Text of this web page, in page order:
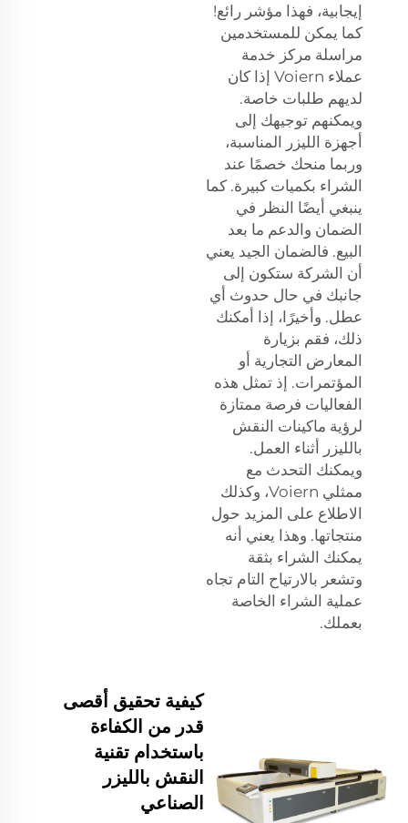
إيجابية، فهذا مؤشر رائع!
كما يمكن للمستخدمين
مراسلة مركز خدمة
عملاء Voiern إذا كان
لديهم طلبات خاصة.
ويمكنهم توجيهك إلى
أجهزة الليزر المناسبة،
وربما منحك خصمًا عند
الشراء بكميات كبيرة. كما
ينبغي أيضًا النظر في
الضمان والدعم ما بعد
البيع. فالضمان الجيد يعني
أن الشركة ستكون إلى
جانبك في حال حدوث أي
عطل. وأخيرًا، إذا أمكنك
ذلك، فقم بزيارة
المعارض التجارية أو
المؤتمرات. إذ تمثل هذه
الفعاليات فرصة ممتازة
لرؤية ماكينات النقش
بالليزر أثناء العمل.
ويمكنك التحدث مع
ممثلي Voiern، وكذلك
الاطلاع على المزيد حول
منتجاتها. وهذا يعني أنه
يمكنك الشراء بثقة
وتشعر بالارتياح التام تجاه
عملية الشراء الخاصة
بعملك.
كيفية تحقيق أقصى
قدر من الكفاءة
باستخدام تقنية
النقش بالليزر
الصناعي